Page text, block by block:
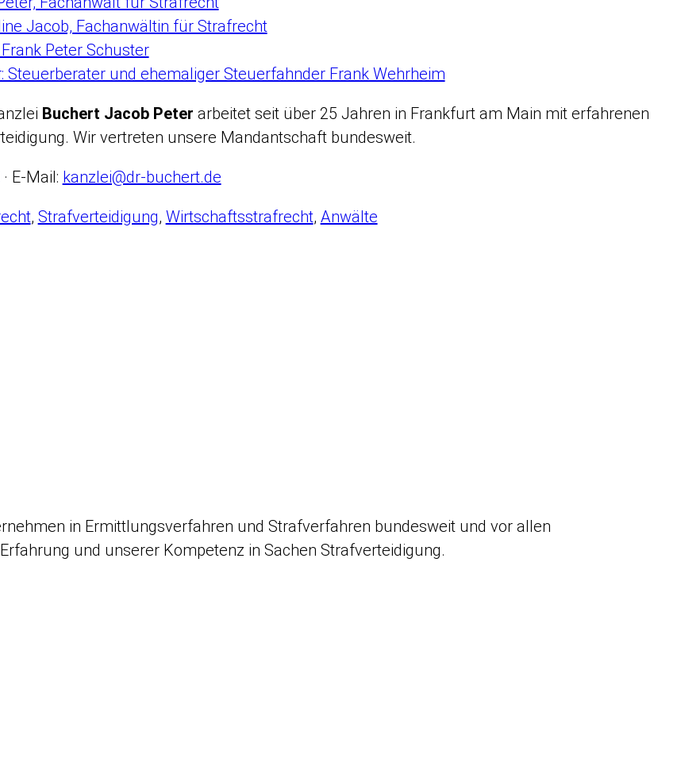
Jacob, Fachanwältin für Strafrecht
Peter Schuster
Steuerberater und ehemaliger Steuerfahnder Frank Wehrheim
Buchert Jacob Peter arbeitet seit über 25 Jahren in Frankfurt am Main mit erfahrenen
Wir vertreten unsere Mandantschaft bundesweit.
· E-Mail: kanzlei@dr-buchert.de
, Strafverteidigung, Wirtschaftsstrafrecht, Anwälte
in Ermittlungsverfahren und Strafverfahren bundesweit und vor allen
und unserer Kompetenz in Sachen Strafverteidigung.